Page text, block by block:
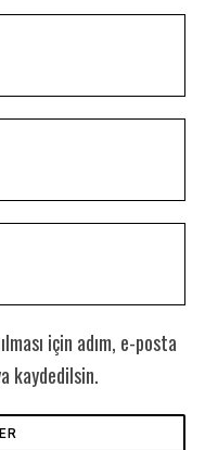
için adım, e-posta
kaydedilsin.